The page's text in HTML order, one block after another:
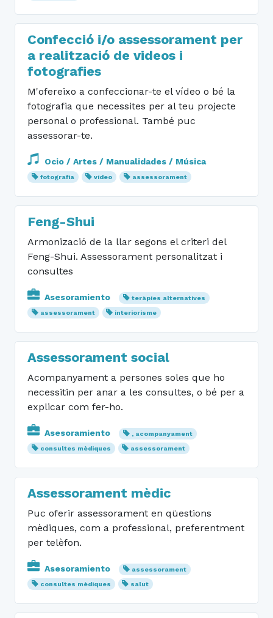
Confecció i/o assessorament per
a realització de videos i
fotografies
M'ofereixo a confeccionar-te el vídeo o bé la
fotografia que necessites per al teu projecte
personal o professional. També puc
assessorar-te.
Ocio / Artes / Manualidades / Música
fotografia vídeo assessorament
Feng-Shui
Armonizació de la llar segons el criteri del
Feng-Shui. Assessorament personalitzat i
consultes
Asesoramiento
teràpies alternatives
assessorament
interiorisme
Assessorament social
Acompanyament a persones soles que ho
necessitin per anar a les consultes, o bé per a
explicar com fer-ho.
Asesoramiento
, acompanyament
consultes mèdiques
assessorament
Assessorament mèdic
Puc oferir assessorament en qüestions
mèdiques, com a professional, preferentment
per telèfon.
Asesoramiento
assessorament
consultes mèdiques
salut